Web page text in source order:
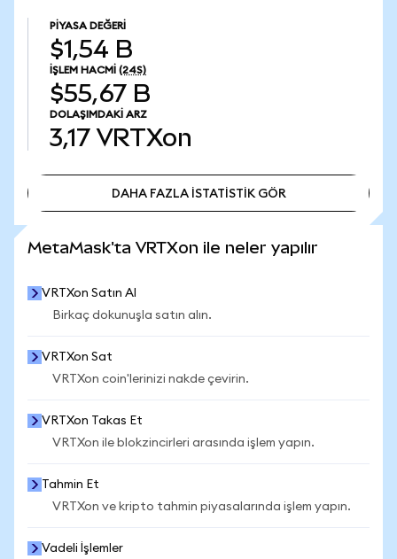
PIYASA DEĞERI
$1,54 B
İŞLEM HACMI (24S)
$55,67 B
DOLAŞIMDAKI ARZ
3,17 VRTXon
DAHA FAZLA İSTATİSTİK GÖR
MetaMask'ta VRTXon ile neler yapılır
VRTXon Satın Al
Birkaç dokunuşla satın alın.
VRTXon Sat
VRTXon coin'lerinizi nakde çevirin.
VRTXon Takas Et
VRTXon ile blokzincirleri arasında işlem yapın.
Tahmin Et
VRTXon ve kripto tahmin piyasalarında işlem yapın.
Vadeli İşlemler